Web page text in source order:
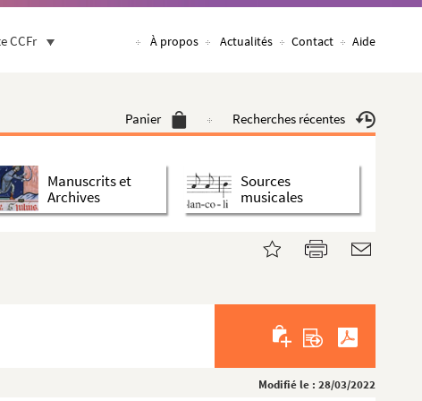
CCFr À propos Actualités Contact Aide
Panier Recherches récentes
Manuscrits et
Archives
Sources
musicales
Modifié le : 28/03/2022